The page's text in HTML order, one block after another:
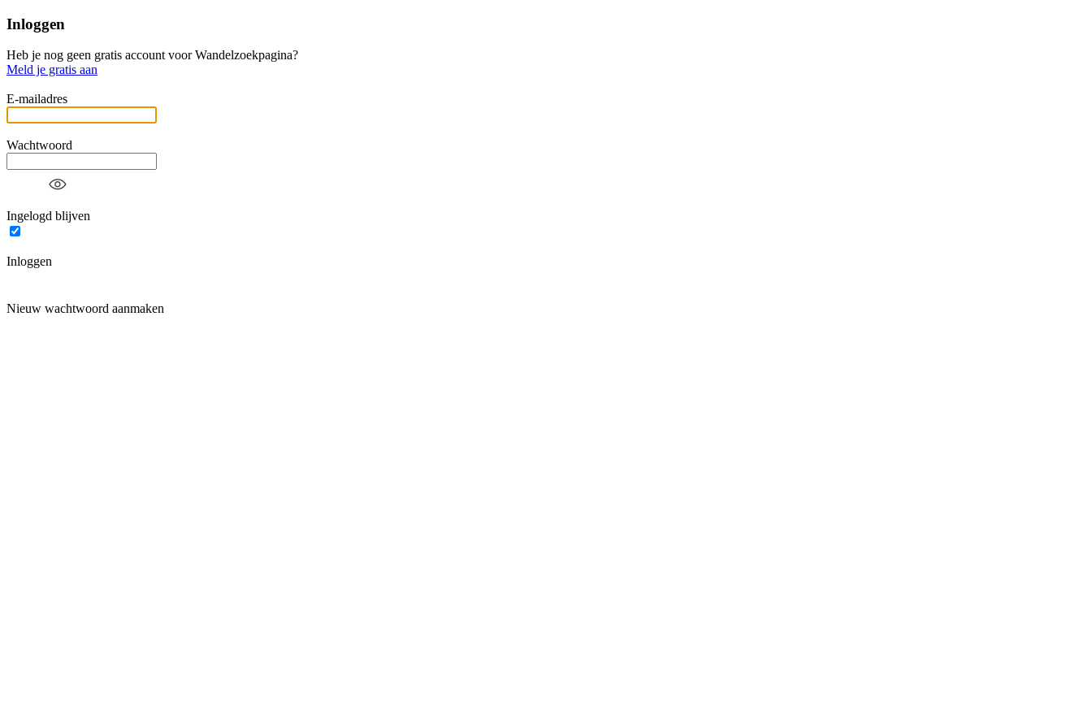
Inloggen
Heb je nog geen gratis account voor Wandelzoekpagina?
Meld je gratis aan
E-mailadres
Wachtwoord
Ingelogd blijven
Inloggen
Nieuw wachtwoord aanmaken